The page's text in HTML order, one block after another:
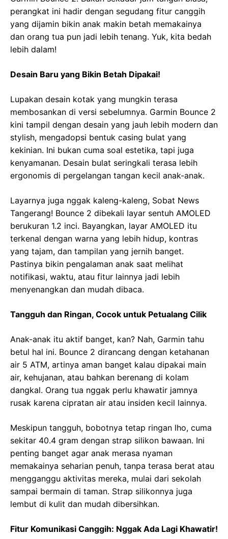
perangkat ini hadir dengan segudang fitur canggih
yang dijamin bikin anak makin betah memakainya
dan orang tua pun jadi lebih tenang. Yuk, kita bedah
lebih dalam!
Desain Baru yang Bikin Betah Dipakai!
Lupakan desain kotak yang mungkin terasa
membosankan di versi sebelumnya. Garmin Bounce 2
kini tampil dengan desain yang jauh lebih modern dan
stylish, mengadopsi bentuk casing bulat yang
kekinian. Ini bukan cuma soal estetika, tapi juga
kenyamanan. Desain bulat seringkali terasa lebih
ergonomis di pergelangan tangan kecil anak-anak.
Layarnya juga nggak kaleng-kaleng, Sobat News
Tangerang! Bounce 2 dibekali layar sentuh AMOLED
berukuran 1.2 inci. Bayangkan, layar AMOLED itu
terkenal dengan warna yang lebih hidup, kontras
yang tajam, dan tampilan yang jernih banget.
Pastinya bikin pengalaman anak saat melihat
notifikasi, waktu, atau fitur lainnya jadi lebih
menyenangkan dan mudah dibaca.
Tangguh dan Ringan, Cocok untuk Petualang Cilik
Anak-anak itu aktif banget, kan? Nah, Garmin tahu
betul hal ini. Bounce 2 dirancang dengan ketahanan
air 5 ATM, artinya aman banget kalau dipakai main
air, kehujanan, atau bahkan berenang di kolam
dangkal. Orang tua nggak perlu khawatir jamnya
rusak karena cipratan air atau insiden kecil lainnya.
Meskipun tangguh, bobotnya tetap ringan lho, cuma
sekitar 40.4 gram dengan strap silikon bawaan. Ini
penting banget agar anak merasa nyaman
memakainya seharian penuh, tanpa terasa berat atau
mengganggu aktivitas mereka, mulai dari sekolah
sampai bermain di taman. Strap silikonnya juga
lembut di kulit dan mudah dibersihkan.
Fitur Komunikasi Canggih: Nggak Ada Lagi Khawatir!